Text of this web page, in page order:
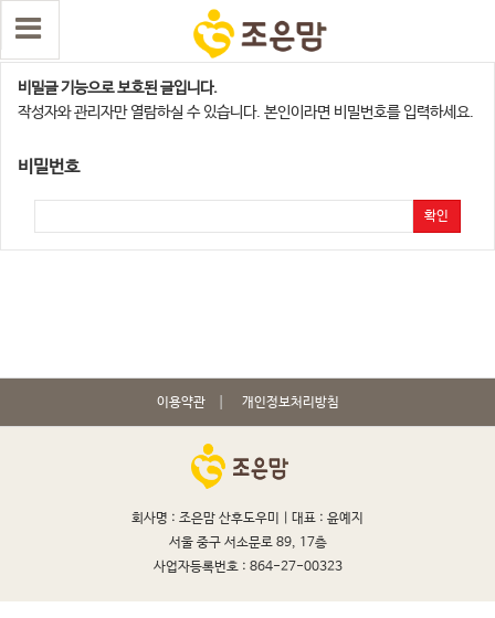
광주광역시지점
비밀글 기능으로 보호된 글입니다.
작성자와 관리자만 열람하실 수 있습니다. 본인이라면 비밀번호를 입력하세요.
비밀번호
확인
이용약관 개인정보처리방침
회사명 : 조은맘 산후도우미 | 대표 : 윤예지
서울 중구 서소문로 89, 17층
사업자등록번호 : 864-27-00323